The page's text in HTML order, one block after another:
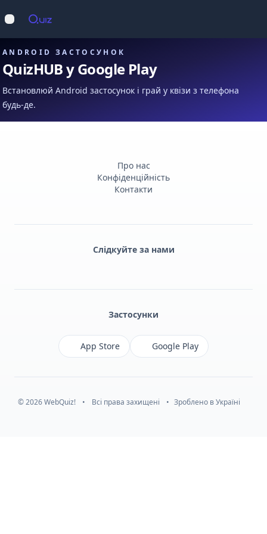
Відкрити меню
ANDROID ЗАСТОСУНОК
QuizHUB у Google Play
Встановлюй Android застосунок і грай у квізи з телефона
будь-де.
Про нас
Конфіденційність
Контакти
Слідкуйте за нами
Застосунки
App Store Google Play
© 2026 WebQuiz! • Всі права захищені • Зроблено в Україні